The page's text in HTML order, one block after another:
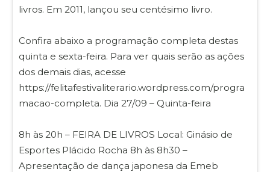
livros. Em 2011, lançou seu centésimo livro.
Confira abaixo a programação completa destas
quinta e sexta-feira. Para ver quais serão as ações
dos demais dias, acesse
https://felitafestivaliterario.wordpress.com/progra
macao-completa. Dia 27/09 – Quinta-feira
8h às 20h – FEIRA DE LIVROS Local: Ginásio de
Esportes Plácido Rocha 8h às 8h30 –
Apresentação de dança japonesa da Emeb